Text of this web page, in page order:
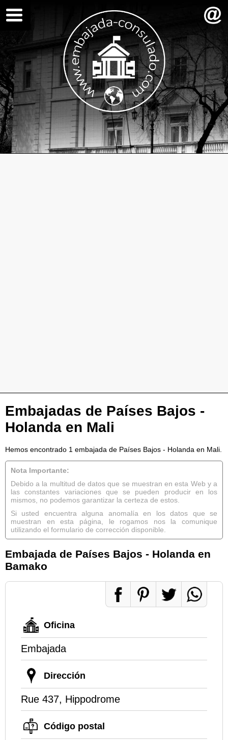
Embajadas de Países Bajos -
Holanda en Mali
Hemos encontrado 1 embajada de Países Bajos - Holanda en Mali.
Nota Importante:
Debido a la multitud de datos que se muestran en esta Web y a
las constantes variaciones que se pueden producir en los
mismos, no podemos garantizar la certeza de estos.
Si usted encuentra alguna anomalía en los datos que se
muestran en esta página, le rogamos nos la comunique
utilizando el formulario de corrección disponible.
Embajada de Países Bajos - Holanda en
Bamako
Oficina
Embajada
Dirección
Rue 437, Hippodrome
Código postal